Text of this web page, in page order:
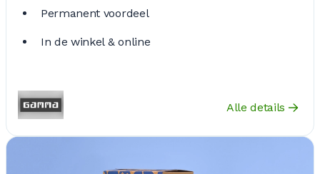
Permanent voordeel
In de winkel & online
Alle details